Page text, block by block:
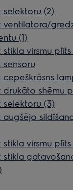
selektoru (2)
ventilatora/
(1)
virsmu plīts
sensoru
cepeškrāsns
drukāto shēmu
selektoru (3)
augšējo
virsmu plīts
stikla